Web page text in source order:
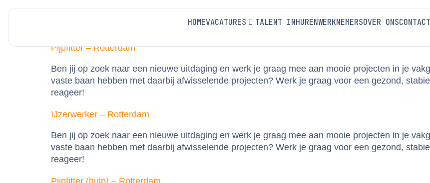
HOMEVACATURES TALENT INHURENWERKNEMERSOVER ONSCONTACT
Education Level:MBO
Pijpfitter – Rotterdam
Ben jij op zoek naar een nieuwe uitdaging en werk je graag mee aan mooie projecten in je
vaste baan hebben met daarbij afwisselende projecten? Werk je graag voor een gezond,
reageer!
IJzerwerker – Rotterdam
Ben jij op zoek naar een nieuwe uitdaging en werk je graag mee aan mooie projecten in je
vaste baan hebben met daarbij afwisselende projecten? Werk je graag voor een gezond,
reageer!
Pijpfitter (hulp) – Rotterdam